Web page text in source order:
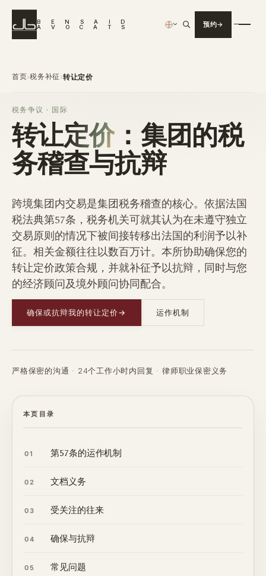
B E N S A I
D
A
V O C A T S › 预约
首页›税务补征 ›转让定价
税务争议 · 国际
转让定价 ：集团的税
务稽查与抗辩
跨境集团内交易是集团税务稽查的核心。依据法国
税法典第57条，税务机关可就其认为在未遵守独立
交易原则的情况下被间接转移出法国的利润予以补
征。相关金额往往以数百万计。本所协助确保您的
转让定价政策合规，并就补征予以抗辩，同时与您
的经济顾问及境外顾问协同配合。
确保或抗辩我的转让定价→ 运作机制
严格保密的沟通 · 24个工作小时内回复 · 律师职业保密义务
本页目录
01 第57条的运作机制
02 文档义务
03 受关注的往来
04 确保与抗辩
05 常见问题